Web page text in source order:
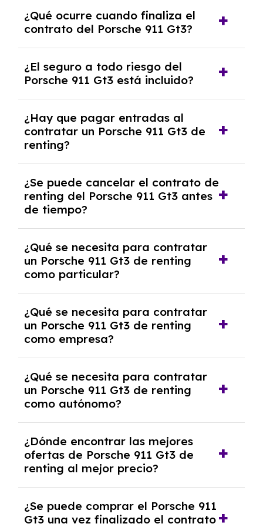
contrato y puede variar entre 10,000 y
30,000 km anuales. Si excedes ese límite,
puede haber un cargo adicional.
¿Qué ocurre cuando finaliza el
contrato del Porsche 911 Gt3?
coche, renovarlo por uno nuevo o, en algunos
casos, comprarlo a un precio previamente
acordado.
¿El seguro a todo riesgo del
Porsche 911 Gt3 está incluido?
911 Gt3 con el seguro a todo riesgo sin
franquicia incluido dentro de las cuotas
mensuales.
¿Hay que pagar entradas al
contratar un Porsche 911 Gt3 de
renting?
tendrás que pagar ningún tipo de entrada
salvo en casos que lo exija el proveedor
debido al resultado del estudio de viabilidad
económica.
¿Se puede cancelar el contrato de
renting del Porsche 911 Gt3 antes
de tiempo?
pero puede haber penalizaciones por
cancelación anticipada. Es importante revisar
las condiciones del contrato y hablar con un
experto que te asesore.
¿Qué se necesita para contratar
un Porsche 911 Gt3 de renting
como particular?
y, en algunos casos, una consulta de solvencia
crediticia y un pago inicial.
¿Qué se necesita para contratar
un Porsche 911 Gt3 de renting
como empresa?
documentación financiera y, en algunos
casos, un informe de solvencia de la empresa
y un pago inicial.
¿Qué se necesita para contratar
un Porsche 911 Gt3 de renting
como autónomo?
autónomos, justificante de ingresos y, en
algunos casos, un informe fiscal y un pago
inicial.
¿Dónde encontrar las mejores
ofertas de Porsche 911 Gt3 de
renting al mejor precio?
mejores ofertas de vehículos de renting con
todos los gastos incluidos y sin pagar
¿Se puede comprar el Porsche 911
Gt3 una vez finalizado el contrato